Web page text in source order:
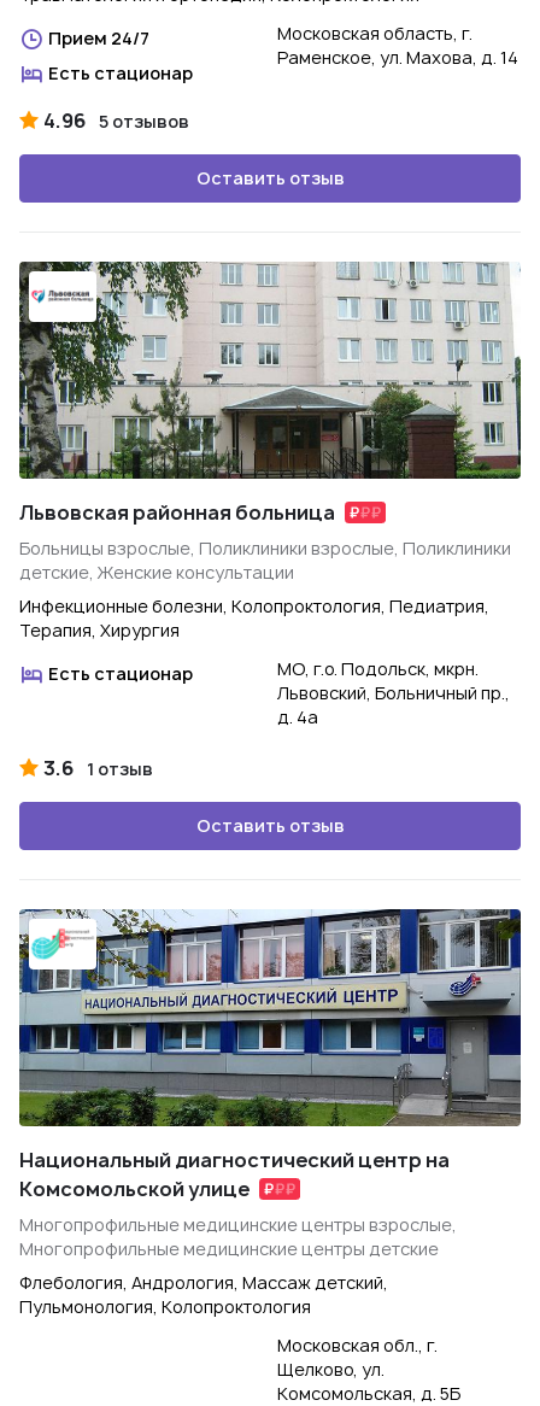
Прием 24/7
Есть стационар
Московская область, г.
Раменское, ул. Махова, д. 14
4.96 5 отзывов
Оставить отзыв
Львовская районная больница
Больницы взрослые, Поликлиники взрослые, Поликлиники
детские, Женские консультации
Инфекционные болезни, Колопроктология, Педиатрия,
Терапия, Хирургия
Есть стационар
МО, г.о. Подольск, мкрн.
Львовский, Больничный пр.,
д. 4а
3.6 1 отзыв
Оставить отзыв
Национальный диагностический центр на
Комсомольской улице
Многопрофильные медицинские центры взрослые,
Многопрофильные медицинские центры детские
Флебология, Андрология, Массаж детский,
Пульмонология, Колопроктология
Московская обл., г.
Щелково, ул.
Комсомольская, д. 5Б